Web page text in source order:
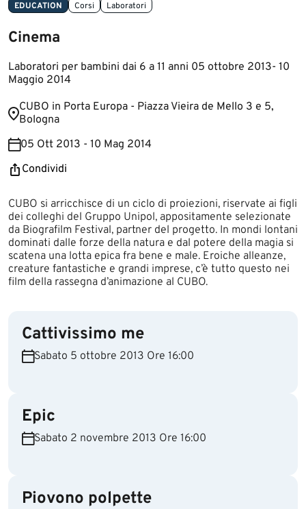
EDUCATION Corsi Laboratori
Cinema
Laboratori per bambini dai 6 a 11 anni 05 ottobre 2013- 10
Maggio 2014
​CUBO in Porta Europa - Piazza Vieira de Mello 3 e 5,
Bologna​
05 Ott 2013 - 10 Mag 2014
Condividi
​​​​​​​CUBO si arricchisce di un ciclo di proiezioni, riservate ai figli
dei colleghi del Gruppo Unipol, appositamente selezionate
da Biografilm Festival, partner del progetto. In mondi lontani
dominati dalle forze della natura e dal potere della magia si
scatena una lotta epica fra bene e male. Eroiche alleanze,
creature fantastiche e grandi imprese, c’è tutto questo nei
film della rassegna d’animazione al CUBO.
Cattivissimo me
Sabato 5 ottobre 2013 Ore 16:00
Epic
Sabato 2 novembre 2013 Ore 16:00
Piovono polpette